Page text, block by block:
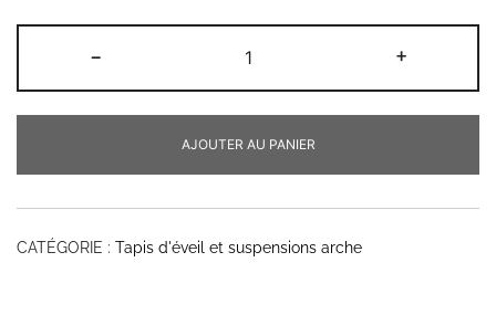
-
de
Tapis
d'éveil
thème
jungle
personnalisable
+
AJOUTER AU PANIER
CATÉGORIE : Tapis d'éveil et suspensions arche